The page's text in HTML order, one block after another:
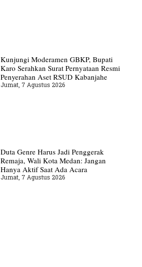
Kunjungi Moderamen GBKP, Bupati
Karo Serahkan Surat Pernyataan Resmi
Penyerahan Aset RSUD Kabanjahe
Jumat, 7 Agustus 2026
Duta Genre Harus Jadi Penggerak
Remaja, Wali Kota Medan: Jangan
Hanya Aktif Saat Ada Acara
Jumat, 7 Agustus 2026